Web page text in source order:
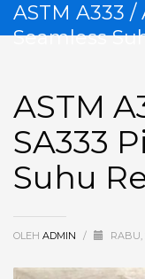
ASTM A333 /
Seamless
ASTM
SA333
Suhu
OLEH ADMIN / RABU,